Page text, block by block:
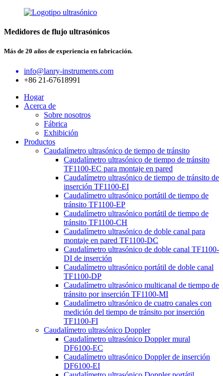
Medidores de flujo ultrasónicos
Más de 20 años de experiencia en fabricación.
info@lanry-instruments.com
+86 21-67618991
Hogar
Acerca de
Sobre nosotros
Fábrica
Exhibición
Productos
Caudalímetro ultrasónico de tiempo de tránsito
Caudalímetro ultrasónico de tiempo de tránsito
TF1100-EC para montaje en pared
Caudalímetro ultrasónico de tiempo de tránsito de
inserción TF1100-EI
Caudalímetro ultrasónico portátil de tiempo de
tránsito TF1100-EP
Caudalímetro ultrasónico portátil de tiempo de
tránsito TF1100-CH
Caudalímetro ultrasónico de doble canal para
montaje en pared TF1100-DC
Caudalímetro ultrasónico de doble canal TF1100-
DI de inserción
Caudalímetro ultrasónico portátil de doble canal
TF1100-DP
Caudalímetro ultrasónico multicanal de tiempo de
tránsito por inserción TF1100-MI
Caudalímetro ultrasónico de cuatro canales con
medición del tiempo de tránsito por inserción
TF1100-FI
Caudalímetro ultrasónico Doppler
Caudalímetro ultrasónico Doppler mural
DF6100-EC
Caudalímetro ultrasónico Doppler de inserción
DF6100-EI